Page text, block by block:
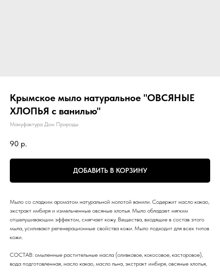
Крымское мыло натуральное "ОВСЯНЫЕ
ХЛОПЬЯ с ванилью"
Мануфактура Дом Природы
90 р.
ДОБАВИТЬ В КОРЗИНУ
Мыло со сладким ароматом натуральной молотой ванили. Содержит масло какао,
экстракт имбиря и измельченные овсяные хлопья. Мыло обладает мягким
отшелушивающим эффектом, смягчает кожу. Вещества, входящие в состав этого
мыла, усиливают регенерационные свойства кожи. Мыло подходит для всех типов
кожи.
СОСТАВ: омыленные растительные масла (оливковое, кокосовое, касторовое),
вода подготовленная, масло какао, масло льна, экстракт имбиря, овсяные хлопья,